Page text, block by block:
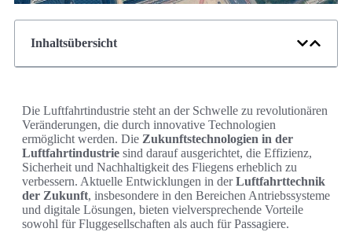
Inhaltsübersicht
Die Luftfahrtindustrie steht an der Schwelle zu revolutionären
Veränderungen, die durch innovative Technologien
ermöglicht werden. Die Zukunftstechnologien in der
Luftfahrtindustrie sind darauf ausgerichtet, die Effizienz,
Sicherheit und Nachhaltigkeit des Fliegens erheblich zu
verbessern. Aktuelle Entwicklungen in derLuftfahrttechnik
der Zukunft, insbesondere in den Bereichen Antriebssysteme
und digitale Lösungen, bieten vielversprechende Vorteile
sowohl für Fluggesellschaften als auch für Passagiere.